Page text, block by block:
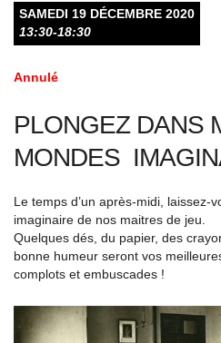
SAMEDI 19 DÉCEMBRE 2020
13:30-18:30
Annulé
PLONGEZ DANS
MONDES
Le temps d’un après-midi, laissez-
imaginaire de nos maitres de jeu.
Quelques dés, du papier, des
bonne humeur seront vos
complots et embuscades !